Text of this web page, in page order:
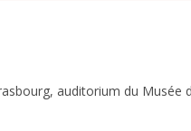
auditorium du Musée